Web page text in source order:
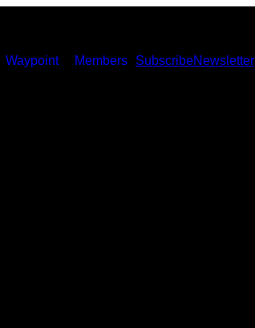
Waypoint Members SubscribeNewsletter